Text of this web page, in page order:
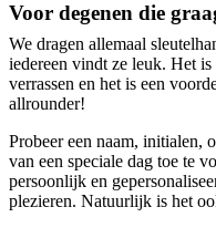
Voor degenen die
We dragen allemaal
iedereen vindt ze leuk. Het
verrassen en het is een
allrounder!
Probeer een naam, initialen,
van een speciale dag toe te
persoonlijk en
plezieren. Natuurlijk is het